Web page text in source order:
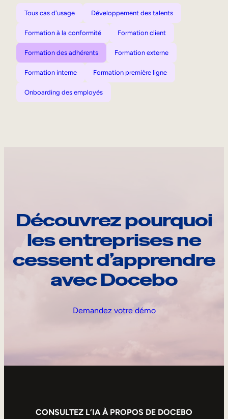
Tous cas d'usage Développement des talents
Formation à la conformité Formation client
Formation des adhérents Formation externe
Formation interne Formation première ligne
Onboarding des employés
Découvrez pourquoi
les entreprises ne
cessent d’apprendre
avec Docebo
Demandez votre démo
CONSULTEZ L’IA À PROPOS DE DOCEBO